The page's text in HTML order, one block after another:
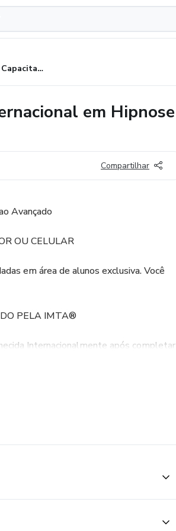
Formação & Capacitação Profissional Internacional em Hipnose Clínica | EAD
em Hipnose
Compartilhar
Avançado
OU CELULAR
em área de alunos exclusiva. Você
PELA IMTA®️
Internacionalmente após completar